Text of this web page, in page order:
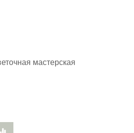
мастерская